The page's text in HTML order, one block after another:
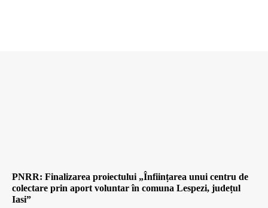
PNRR: Finalizarea proiectului „Înființarea unui centru de
colectare prin aport voluntar în comuna Lespezi, județul
Iasi”